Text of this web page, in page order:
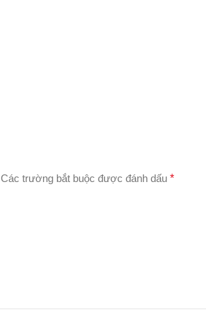
Các trường bắt buộc được đánh dấu *